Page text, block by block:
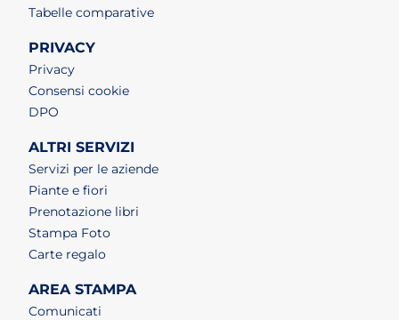
Tabelle comparative
PRIVACY
Privacy
Consensi cookie
DPO
ALTRI SERVIZI
Servizi per le aziende
Piante e fiori
Prenotazione libri
Stampa Foto
Carte regalo
AREA STAMPA
Comunicati